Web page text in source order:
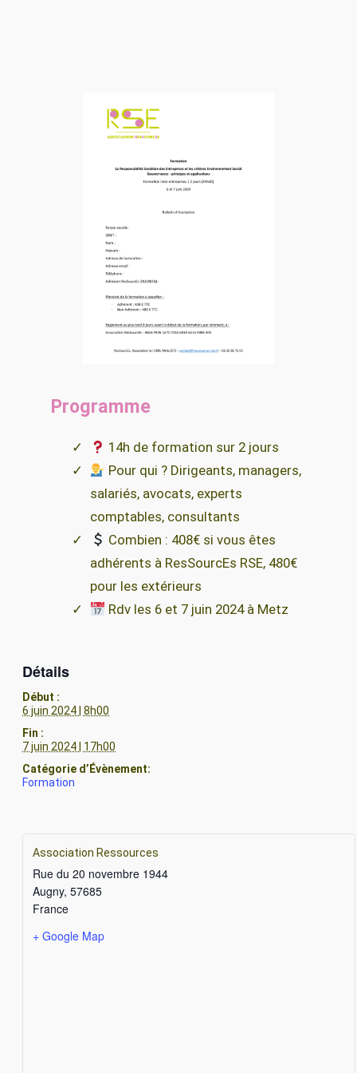
Programme
14h de formation sur 2 jours
Pour qui ? Dirigeants, managers,
salariés, avocats, experts
comptables, consultants
Combien : 408€ si vous êtes
adhérents à ResSourcEs RSE, 480€
pour les extérieurs
Rdv les 6 et 7 juin 2024 à Metz
Détails
Début :
6 juin 2024 | 8h00
Fin :
7 juin 2024 | 17h00
Catégorie d’Évènement:
Formation
Association Ressources
Rue du 20 novembre 1944
Augny, 57685
France
+ Google Map